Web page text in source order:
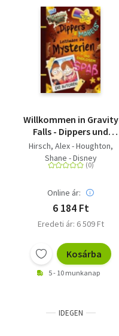
Willkommen in Gravity
Falls - Dippers und
Mabels Leitfaden zu
Mysterien und
endlosem Spaß
Hirsch, Alex - Houghton,
Shane - Disney
Online ár:
6 184 Ft
Eredeti ár: 6 509 Ft
Kosárba
5 - 10 munkanap
IDEGEN